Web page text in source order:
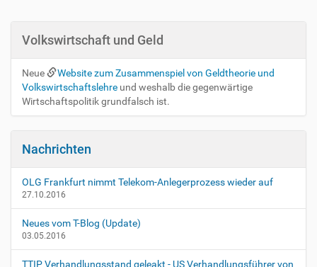
i
Volkswirtschaft und Geld
Neue
Website zum Zusammenspiel von Geldtheorie und
Volkswirtschaftslehre und weshalb die gegenwärtige
Wirtschaftspolitik grundfalsch ist.
Nachrichten
OLG Frankfurt nimmt Telekom-Anlegerprozess wieder auf
27.10.2016
Neues vom T-Blog (Update)
03.05.2016
TTIP Verhandlungsstand geleakt - US Verhandlungsführer von